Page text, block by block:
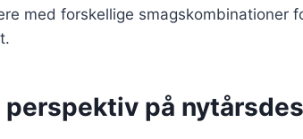
med forskellige smagskombinationer
på